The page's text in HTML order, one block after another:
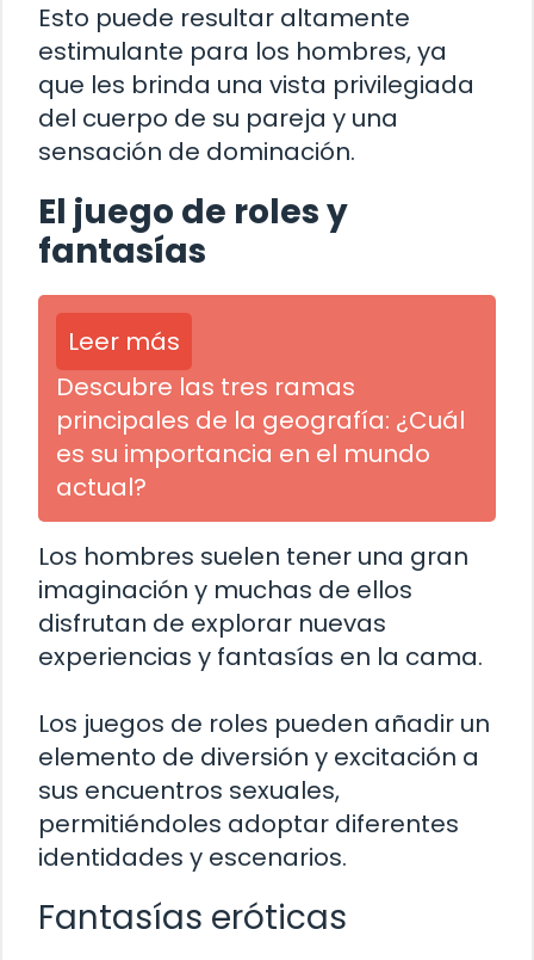
Esto puede resultar altamente
estimulante para los hombres, ya
que les brinda una vista privilegiada
del cuerpo de su pareja y una
sensación de dominación.
El juego de roles y
fantasías
Leer más
Descubre las tres ramas
principales de la geografía: ¿Cuál
es su importancia en el mundo
actual?
Los hombres suelen tener una gran
imaginación y muchas de ellos
disfrutan de explorar nuevas
experiencias y fantasías en la cama.
Los juegos de roles pueden añadir un
elemento de diversión y excitación a
sus encuentros sexuales,
permitiéndoles adoptar diferentes
identidades y escenarios.
Fantasías eróticas